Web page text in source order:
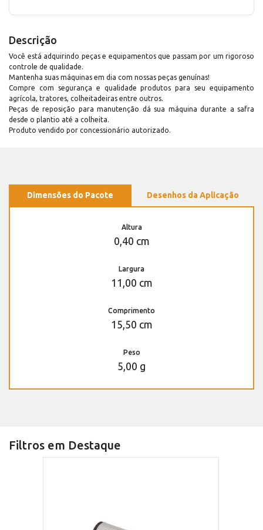
Descrição
Você está adquirindo peças e equipamentos que passam por um rigoroso
controle de qualidade.
Mantenha suas máquinas em dia com nossas peças genuínas!
Compre com segurança e qualidade produtos para seu equipamento
agrícola, tratores, colheitadeiras entre outros.
Peças de reposição para manutenção dá sua máquina durante a safra
desde o plantio até a colheita.
Produto vendido por concessionário autorizado.
Dimensões do Pacote Desenhos da Aplicação
Altura
0,40 cm
Largura
11,00 cm
Comprimento
15,50 cm
Peso
5,00 g
Filtros em Destaque